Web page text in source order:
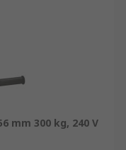
mm 300 kg, 240 V